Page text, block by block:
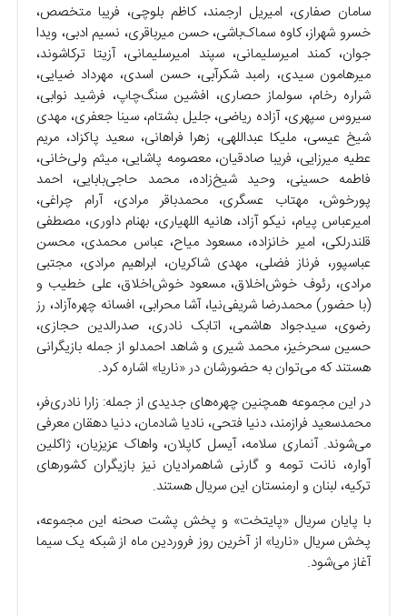
سامان صفاری، امیریل ارجمند، کاظم بلوچی، فریبا متخصص،
خسرو شهراز، کاوه سماک‌باشی، حسن میرباقری، نسیم ادبی، ویدا
جوان، کمند امیرسلیمانی، سپند امیرسلیمانی، آزیتا ترکاشوند،
میرهامون سیدی، رامبد شکرآبی، حسن اسدی، مهرداد ضیایی،
شراره رخام، سولماز حصاری، افشین سنگ‌چاپ، فرشید نوابی،
سیروس سپهری، آزاده ریاضی، جلیل بشتام، سینا جعفری، مهدی
شیخ عیسی، ملیکا عبداللهی، زهرا فراهانی، سعید پاکزاد، مریم
عطیه میرزایی، فریبا صادقیان، معصومه پاشایی، میثم ولی‌خانی،
فاطمه حسینی، وحید شیخ‌زاده، محمد حاجی‌بابایی، احمد
پورخوش، مهتاب عسگری، محمدباقر مرادی، آرام چراغی،
امیرعباس پیام، نیکو آزاد، هانیه اللهیاری، بهنام داوری، مصطفی
قلندرلکی، امیر خانزاده، مسعود میاح، عباس محمدی، محسن
عباسپور، فرناز فضلی، مهدی شاکریان، ابراهیم مرادی، مجتبی
مرادی، رئوف خوش‌اخلاق، مسعود خوش‌اخلاق، علی خطیب و
(با حضور) محمدرضا شریفی‌نیا، آشا محرابی، افسانه چهره‌آزاد، رز
رضوی، سیدجواد هاشمی، اتابک نادری، صدرالدین حجازی،
حسین سحرخیز، محمد شیری و شاهد احمدلو از جمله بازیگرانی
هستند که می‌توان به حضورشان در «ناریا» اشاره کرد.
در این مجموعه همچنین چهره‌های جدیدی از جمله: زارا نادری‌فر،
محمدسعید فرازمند، دنیا فتحی، نادیا شادمان، دنیا دهقان معرفی
می‌شوند. آنماری سلامه، آیسل کاپلان، واهاک عزیزیان، ژاکلین
آواره، نانت تومه و گارنی شاهمرادیان نیز بازیگران کشور‌های
ترکیه، لبنان و ارمنستان این سریال هستند.
با پایان سریال «پایتخت» و پخش پشت صحنه این مجموعه،
پخش سریال «ناریا» از آخرین روز فروردین ماه از شبکه یک سیما
آغاز می‌شود.